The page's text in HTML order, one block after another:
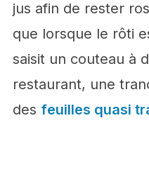
jus afin de rester
que lorsque le rôti
saisit un couteau à
restaurant, une
des feuilles quasi